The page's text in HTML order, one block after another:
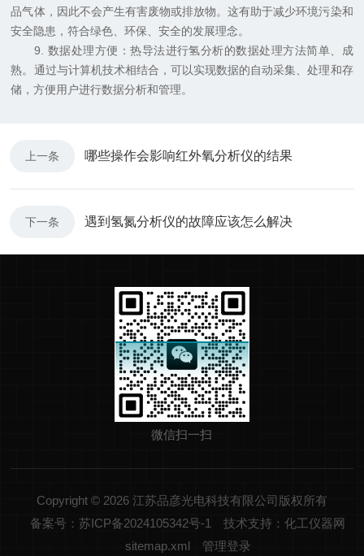
品气体，因此不会产生有害废物或排放物。这有助于减少环境污染和
安全隐患，符合绿色、环保、安全的发展理念。
9. 数据处理方便：热导法进行氢分析的数据处理方法简单、成
熟。通过与计算机技术相结合，可以实现数据的自动采集、处理和存
储，方便用户进行数据分析和管理。
上一条 哪些操作会影响红外氧分析仪的结果
下一条 遇到氢氮分析仪的故障应该怎么解决
微信扫一扫
Copyright © 2026 江苏品彦光电科技有限公司版权所有
备案号：苏ICP备2024105342号-1
技术支持：化工仪器网
sitemap.xml
管理登录